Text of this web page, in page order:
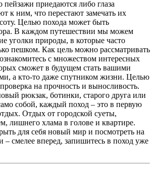
пейзажи приедаются либо глаза
к ним, что перестают замечать их
Целью похода может быть
В каждом путешествии мы можем
уголки природы, в которые часто
пешком. Как цель можно рассматривать
с множеством интересных
сможет в будущем стать вашими
а кто-то даже спутником жизни. Целью
на прочность и выносливость.
рюкзак, ботинки, старого друга или
собой, каждый поход – это в первую
Отдых от городской суеты,
лишнего хлама в голове и квартире.
для себя новый мир и посмотреть на
– смелее вперед, запишитесь в поход уже